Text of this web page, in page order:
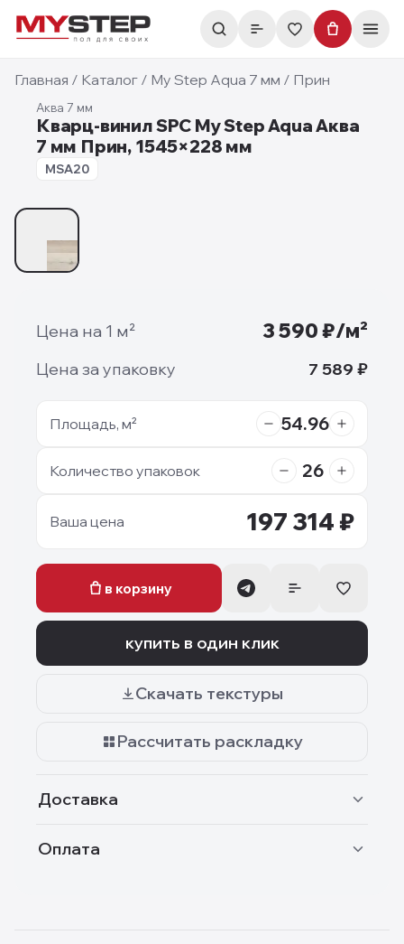
Главная / Каталог / My Step Aqua 7 мм / Прин
7 мм
Аква 7 мм
Кварц-винил SPC My Step Aqua Аква
7 мм Прин, 1545×228 мм
MSA20
Цена на 1 м² 3 590₽/м²
Цена за упаковку 7 589 ₽
Площадь, м² 54.96
Количество упаковок 26
Ваша цена 197 314 ₽
в корзину
купить в один клик
Скачать текстуры
Рассчитать раскладку
Доставка
Оплата